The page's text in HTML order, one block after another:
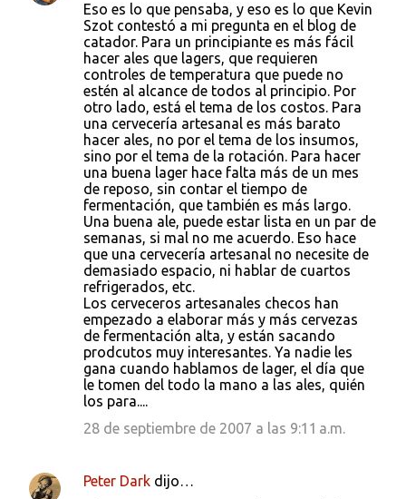
Eso es lo que pensaba, y eso es lo que Kevin
Szot contestó a mi pregunta en el blog de
catador. Para un principiante es más fácil
hacer ales que lagers, que requieren
controles de temperatura que puede no
estén al alcance de todos al principio. Por
otro lado, está el tema de los costos. Para
una cervecería artesanal es más barato
hacer ales, no por el tema de los insumos,
sino por el tema de la rotación. Para hacer
una buena lager hace falta más de un mes
de reposo, sin contar el tiempo de
fermentación, que también es más largo.
Una buena ale, puede estar lista en un par de
semanas, si mal no me acuerdo. Eso hace
que una cervecería artesanal no necesite de
demasiado espacio, ni hablar de cuartos
refrigerados, etc.
Los cerveceros artesanales checos han
empezado a elaborar más y más cervezas
de fermentación alta, y están sacando
prodcutos muy interesantes. Ya nadie les
gana cuando hablamos de lager, el día que
le tomen del todo la mano a las ales, quién
los para....
28 de septiembre de 2007 a las 9:11 a.m.
Peter Dark dijo…